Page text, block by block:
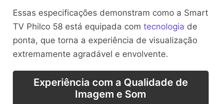
Essas especificações demonstram como a Smart
TV Philco 58 está equipada com tecnologia de
ponta, que torna a experiência de visualização
extremamente agradável e envolvente.
Experiência com a Qualidade de
Imagem e Som